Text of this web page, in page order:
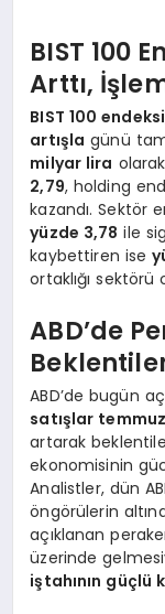
BIST 100
Arttı,
BIST 100 endeksi
artışla günü
milyar lira
2,79, holding
kazandı. Sektör
yüzde 3,78 ile
kaybettiren ise
ortaklığı sektörü
ABD’de
ABD’de bugün
satışlar
artarak
ekonomisinin
Analistler, dün
öngörülerin
açıklanan
üzerinde
iştahının